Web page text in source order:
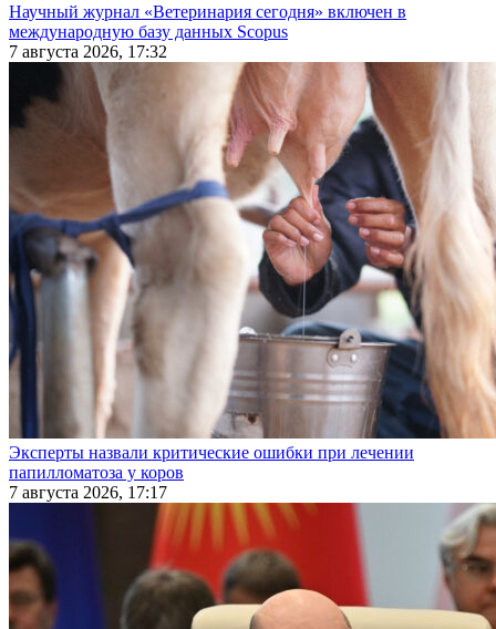
Научный журнал «Ветеринария сегодня» включен в
международную базу данных Scopus
7 августа 2026, 17:32
Эксперты назвали критические ошибки при лечении
папилломатоза у коров
7 августа 2026, 17:17